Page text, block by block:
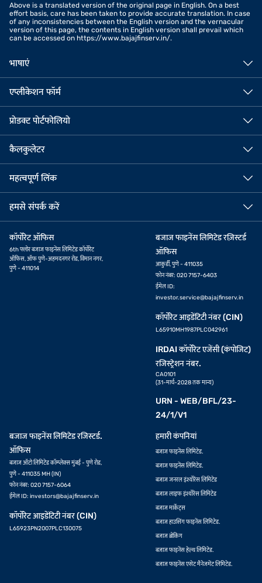
Above is a translated version of the original page in English. On a best
effort basis, care has been taken to provide accurate translation. In case
of any inconsistencies between the English version and the vernacular
version of this page, the contents in English version shall prevail which
can be accessed on https://www.bajajfinserv.in/.
भाषाएं
एप्लीकेशन फॉर्म
प्रोडक्ट पोर्टफोलियो
कैलकुलेटर
महत्वपूर्ण लिंक
हमसे संपर्क करें
कॉर्पोरेट ऑफिस
6th फ्लोर बजाज फाइनेंस लिमिटेड कॉर्पोरेट
ऑफिस, ऑफ पुणे-अहमदनगर रोड, विमान नगर,
पुणे - 411014
बजाज फाइनेंस लिमिटेड रज़िस्टर्ड
ऑफिस
आकुर्डी, पुणे - 411035
फोन नंबर: 020 7157-6403
ईमेल ID:
investor.service@bajajfinserv.in
कॉर्पोरेट आइडेंटिटी नंबर (CIN)
L65910MH1987PLC042961
IRDAI कॉर्पोरेट एजेंसी (कंपोजिट)
रजिस्ट्रेशन नंबर.
CA0101
(31-मार्च-2028 तक मान्य)
URN - WEB/BFL/23-
24/1/V1
बजाज फाइनेंस लिमिटेड रजिस्टर्ड.
ऑफिस
बजाज ऑटो लिमिटेड कॉम्प्लेक्स मुंबई - पुणे रोड,
पुणे - 411035 MH (IN)
फोन नंबर: 020 7157-6064
ईमेल ID: investors@bajajfinserv.in
कॉर्पोरेट आइडेंटिटी नंबर (CIN)
L65923PN2007PLC130075
हमारी कंपनियां
बजाज फाइनेंस लिमिटेड.
बजाज फाइनेंस लिमिटेड.
बजाज जनरल इंश्योरेंस लिमिटेड
बजाज लाइफ इंश्योरेंस लिमिटेड
बजाज मार्केट्स
बजाज हाउसिंग फाइनेंस लिमिटेड.
बजाज ब्रोकिंग
बजाज फाइनेंस हेल्थ लिमिटेड.
बजाज फाइनेंस एसेट मैनेजमेंट लिमिटेड.